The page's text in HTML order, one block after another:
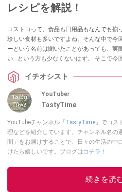
レシピを解説！
コストコって、食品も日用品もなんでも揃
珍しい食材も多いですよね。そんな中で今回
ーという名前は聞いたことがあっても、実
い…という方も少なくないはず。 そこで今回は、コストコで手に入る「ギ
「TastyTime」さんが教えてくれました。
レーの味わいが楽しめます。珍しい食材を
てみてくださいね。
イチオシスト
YouTuber
TastyTime
YouTubeチャンネル「TastyTime 」でコス
理などを紹介しています。チャンネル名
間」をお届けすることで、日々の生活の中
けたら嬉しいです。ブログは コチラ！
このイ
続きを読